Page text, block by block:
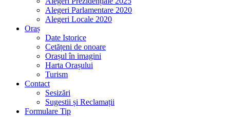
Alegeri Parlamentare 2020
Alegeri Locale 2020
Oraș
Date Istorice
Cetățeni de onoare
Orașul în imagini
Harta Orașului
Turism
Contact
Sesizări
Sugestii și Reclamații
Formulare Tip